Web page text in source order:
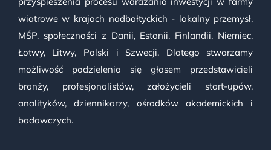
wiatrowe w krajach nadbałtyckich - lokalny przemysł,
MŚP, społeczności z Danii, Estonii, Finlandii, Niemiec,
Łotwy, Litwy, Polski i Szwecji. Dlatego stwarzamy
możliwość podzielenia się głosem przedstawicieli
branży, profesjonalistów, założycieli start-upów,
analityków, dziennikarzy, ośrodków akademickich i
badawczych.